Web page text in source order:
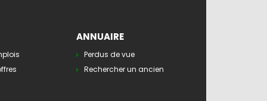
ANNUAIRE
Perdus de vue
Rechercher un ancien